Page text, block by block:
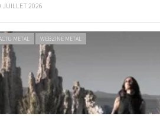
JUILLET 2026
METAL WEBZINE METAL